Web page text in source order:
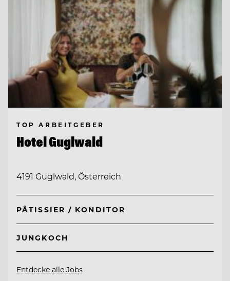
TOP ARBEITGEBER
Hotel Guglwald
4191 Guglwald, Österreich
PÂTISSIER / KONDITOR
JUNGKOCH
Entdecke alle Jobs